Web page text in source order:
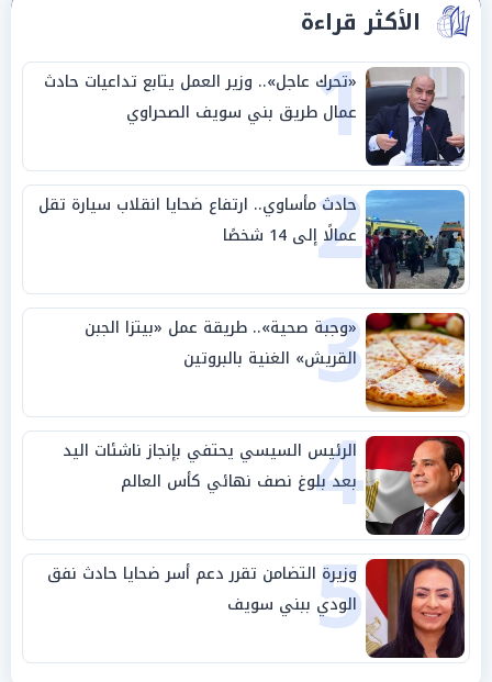
الأكثر قراءة
1
«تحرك عاجل».. وزير العمل يتابع تداعيات حادث
عمال طريق بني سويف الصحراوي
2
حادث مأساوي.. ارتفاع ضحايا انقلاب سيارة تقل
عمالًا إلى 14 شخصًا
3
«وجبة صحية».. طريقة عمل «بيتزا الجبن
القريش» الغنية بالبروتين
4
الرئيس السيسي يحتفي بإنجاز ناشئات اليد
بعد بلوغ نصف نهائي كأس العالم
5
وزيرة التضامن تقرر دعم أسر ضحايا حادث نفق
الودي ببني سويف